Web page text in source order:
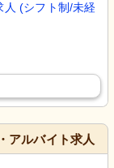
人 (シフト制/未経
アルバイト求人